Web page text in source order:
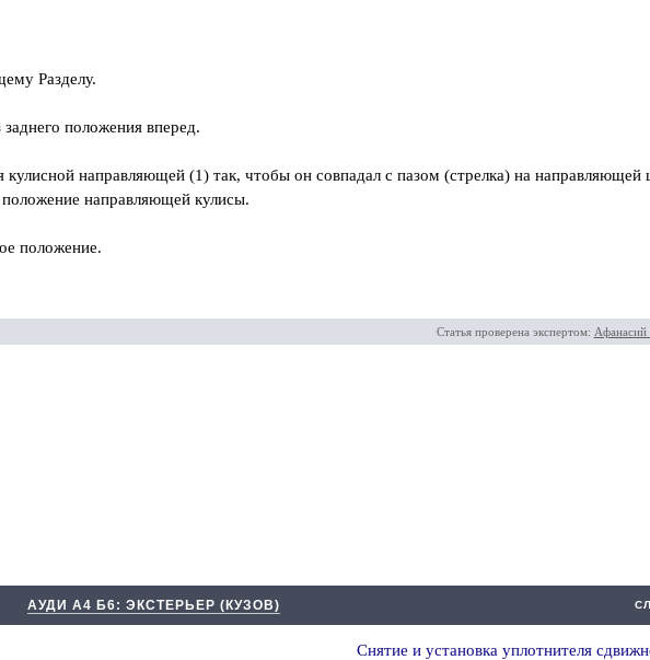
Разделу.
положения вперед.
направляющей (1) так, чтобы он совпадал с пазом (стрелка) на
положение направляющей кулисы.
положение.
Статья проверена экспертом: Афанасий
АУДИ А4 Б6: ЭКСТЕРЬЕР (КУЗОВ)
Снятие и установка уплотнителя